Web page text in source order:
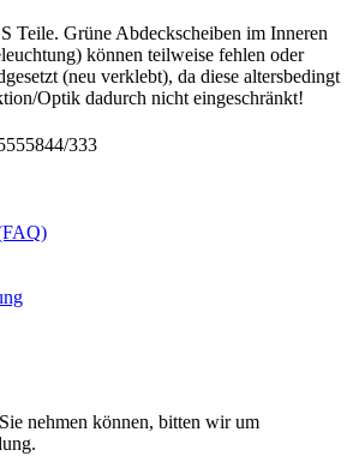
Teile. Grüne Abdeckscheiben im Inneren
können teilweise fehlen oder
(neu verklebt), da diese altersbedingt
Optik dadurch nicht eingeschränkt!
333
nehmen können, bitten wir um